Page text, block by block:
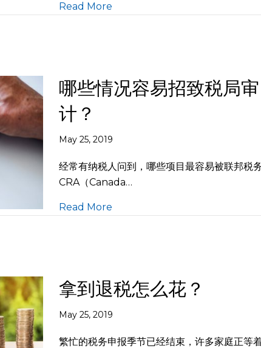
Read More
哪些情况容易招致税局审
计？
May 25, 2019
经常有纳税人问到，哪些项目最容易被联邦税
CRA（Canada…
Read More
拿到退税怎么花？
May 25, 2019
繁忙的税务申报季节已经结束，许多家庭正等